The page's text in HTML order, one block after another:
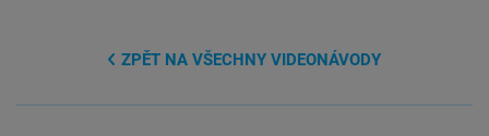
ZPĚT NA VŠECHNY VIDEONÁVODY